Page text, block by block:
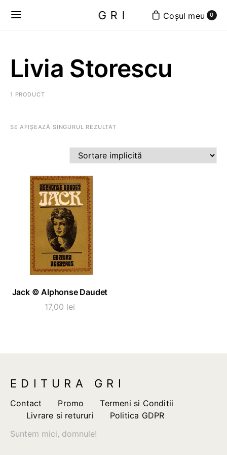
GRI 0
Livia Storescu
1 PRODUCT
SE AFIȘEAZĂ SINGURUL REZULTAT
ADAUGĂ ÎN COȘ
Jack © Alphonse Daudet
17,00 lei
EDITURA GRI
Contact Promo
Termeni si Conditii
Livrare si retururi
Politica GDPR
Suntem mici, domnule!